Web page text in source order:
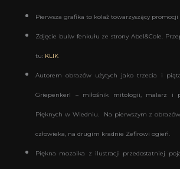
Pierwsza grafika to kolaż towarzyszący
Zdjęcie bulw fenkułu ze strony Abel&Cole.
tu: KLIK
Autorem obrazów użytych jako trzecia i
Griepenkerl – miłośnik mitologii, malarz i
Pięknych w Wiedniu. Na pierwszym z
człowieka, na drugim kradnie Zefirowi ogień.
Piękna mozaika z ilustracji przedostatniej